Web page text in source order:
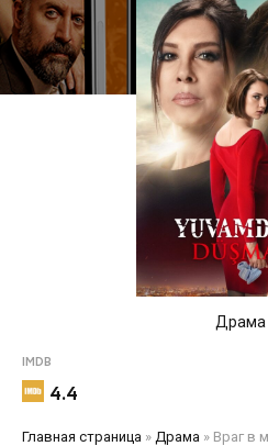
Драма
IMDB
4.4
Главная страница » Драма » Враг в